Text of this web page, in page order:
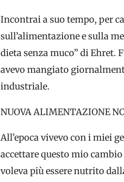
Incontrai a suo tempo, per
sull’alimentazione e sulla
dieta senza muco” di
avevo mangiato
industriale.
NUOVA ALIMENTAZIONE
All’epoca vivevo con i miei
accettare questo mio
voleva più essere nutrito